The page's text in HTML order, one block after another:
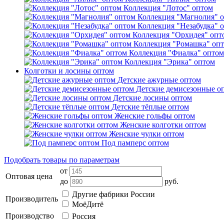
Коллекция "Лотос" оптом
Коллекция "Магнолия"
Коллекция "Незабудка"
Коллекция "Орхидея"
Коллекция "Ромашка"
Коллекция "Фиалка" оптом
Коллекция "Эрика" оптом
Колготки и лосины оптом
Детские ажурные оптом
Детские демисезонные
Детские лосины оптом
Детские тёплые оптом
Женские гольфы оптом
Женские колготки оптом
Женские чулки оптом
Под памперс оптом
Подобрать товары по параметрам
Оптовая цена
от
до
руб.
Производитель
Другие фабрики России
МоёДитё
Производство
Россия